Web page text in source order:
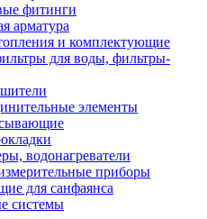
фитинги
арматура
и комплектующие
для воды, фильтры-
элементы
водонагреватели
приборы
для санфаянса
системы